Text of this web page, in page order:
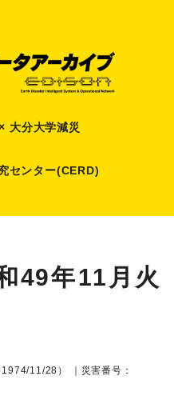
大分大学減災
センター(CERD)
49年11月火
1974/11/28）
｜災害番号：